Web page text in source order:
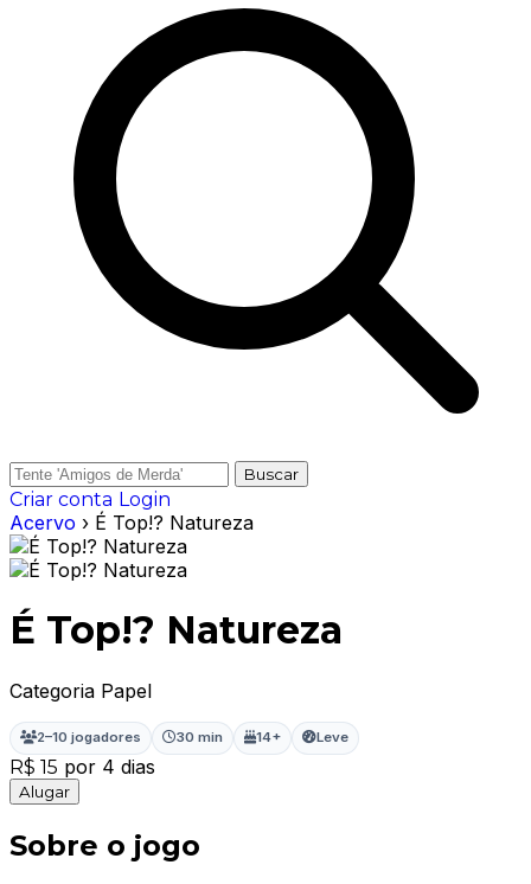
Buscar
Criar conta Login
Acervo › É Top!? Natureza
É Top!? Natureza
Categoria Papel
2–10 jogadores 30 min 14+ Leve
R$ 15 por 4 dias
Alugar
Sobre o jogo